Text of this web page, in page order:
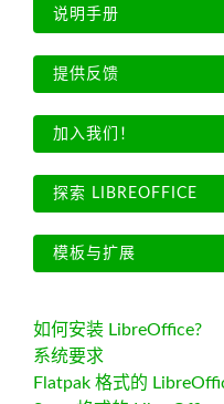
说明手册
提供反馈
加入我们！
探索 LIBREOFFICE
模板与扩展
如何安装 LibreOffice?
系统要求
Flatpak 格式的